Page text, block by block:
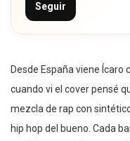
Seguir
Desde España viene Ícaro
cuando vi el cover pensé
mezcla de rap con
hip hop del bueno. Cada